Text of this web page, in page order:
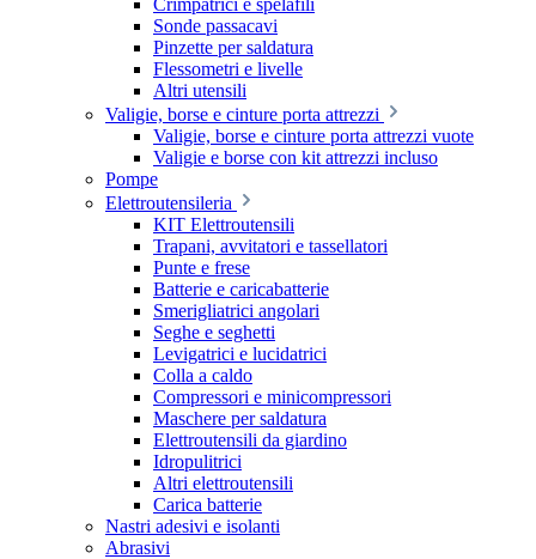
Crimpatrici e spelafili
Sonde passacavi
Pinzette per saldatura
Flessometri e livelle
Altri utensili
Valigie, borse e cinture porta attrezzi
Valigie, borse e cinture porta attrezzi vuote
Valigie e borse con kit attrezzi incluso
Pompe
Elettroutensileria
KIT Elettroutensili
Trapani, avvitatori e tassellatori
Punte e frese
Batterie e caricabatterie
Smerigliatrici angolari
Seghe e seghetti
Levigatrici e lucidatrici
Colla a caldo
Compressori e minicompressori
Maschere per saldatura
Elettroutensili da giardino
Idropulitrici
Altri elettroutensili
Carica batterie
Nastri adesivi e isolanti
Abrasivi